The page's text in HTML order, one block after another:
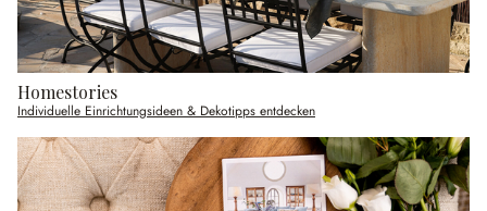
Homestories
Individuelle Einrichtungsideen & Dekotipps entdecken